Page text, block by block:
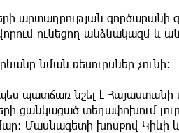
արտադրության գործարանի
ունեցող անձնակազմ և
նման ռեսուրսներ չունի։
պատճառ նշել է
ցանկացած տեղափոխում
Մասնագետի խոսքով Կիևի